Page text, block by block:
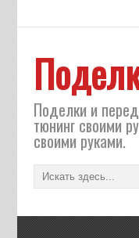
Поделки и
тюнинг своими
своими руками.